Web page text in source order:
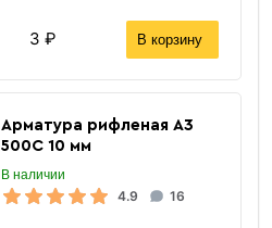
3 ₽ В корзину
Арматура рифленая А3
500С 10 мм
В наличии
4.9 16